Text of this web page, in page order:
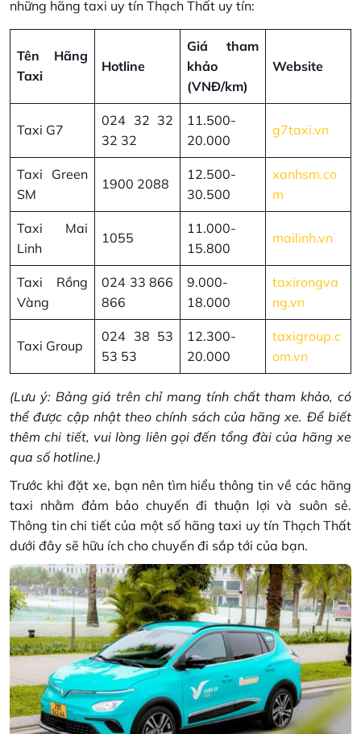
những hãng taxi uy tín Thạch Thất uy tín:
Tên Hãng
Taxi
Hotline
Giá tham
khảo
(VNĐ/km)
Website
Taxi G7
024 32 32
32 32
11.500-
20.000
g7taxi.vn
Taxi Green
SM
1900 2088
12.500-
30.500
xanhsm.co
m
Taxi Mai
Linh
1055
11.000-
15.800
mailinh.vn
Taxi Rồng
Vàng
024 33 866
866
9.000-
18.000
taxirongva
ng.vn
Taxi Group
024 38 53
53 53
12.300-
20.000
taxigroup.c
om.vn
(Lưu ý: Bảng giá trên chỉ mang tính chất tham khảo, có
thể được cập nhật theo chính sách của hãng xe. Để biết
thêm chi tiết, vui lòng liên gọi đến tổng đài của hãng xe
qua số hotline.)
Trước khi đặt xe, bạn nên tìm hiểu thông tin về các hãng
taxi nhằm đảm bảo chuyến đi thuận lợi và suôn sẻ.
Thông tin chi tiết của một số hãng taxi uy tín Thạch Thất
dưới đây sẽ hữu ích cho chuyến đi sắp tới của bạn.